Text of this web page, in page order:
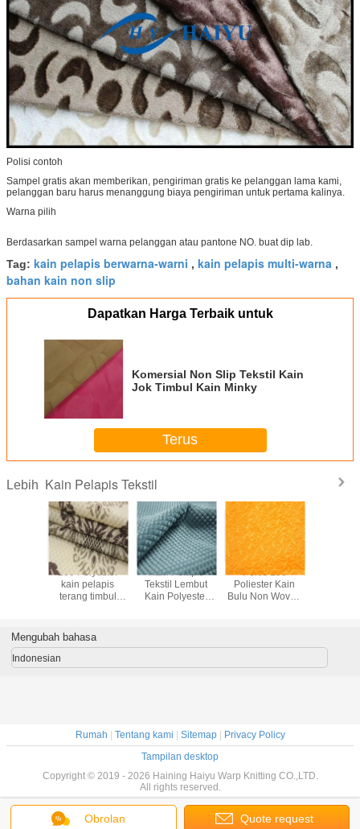
Polisi contoh
Sampel gratis akan memberikan, pengiriman gratis ke pelanggan lama kami,
pelanggan baru harus menanggung biaya pengiriman untuk pertama kalinya.
Warna pilih
Berdasarkan sampel warna pelanggan atau pantone NO. buat dip lab.
Tag: kain pelapis berwarna-warni , kain pelapis multi-warna ,
bahan kain non slip
Dapatkan Harga Terbaik untuk
Komersial Non Slip Tekstil Kain
Jok Timbul Kain Minky
Terus
Lebih Kain Pelapis Tekstil
100 Polyester
kain pelapis
terang timbul
Kain Pelapis
Tekstil Lembut
Kain Polyester
Polos 100
Poliester Kain
Bulu Non Woven
Obrolan Quote request
Mengubah bahasa
Indonesian
Rumah | Tentang kami | Sitemap| Privacy Policy
Tampilan desktop
Copyright © 2019 - 2026 Haining Haiyu Warp Knitting CO.,LTD.
All rights reserved.